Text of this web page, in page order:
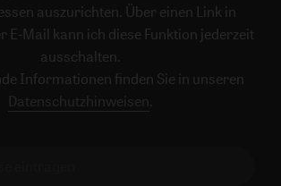
auszurichten. Über einen Link in
E-Mail kann ich diese Funktion jederzeit
ausschalten.
Informationen finden Sie in unseren
Datenschutzhinweisen .